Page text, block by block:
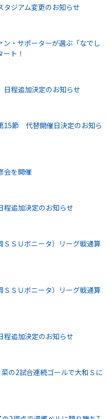
タジアム変更のお知らせ
ン・サポーターが選ぶ「なでし
ト！
程追加決定のお知らせ
15節 代替開催日決定のお知ら
会を開催
程追加決定のお知らせ
ＳＵボニータ）リーグ戦通算
ＳＵボニータ）リーグ戦通算
程追加決定のお知らせ
の2試合連続ゴールで大和Ｓに